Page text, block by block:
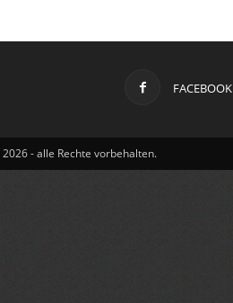
FACEBOOK
- alle Rechte vorbehalten.